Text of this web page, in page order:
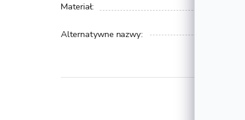
Materiał:
Alternatywne nazwy: